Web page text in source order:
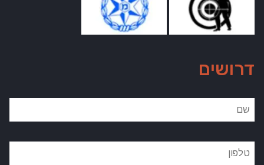
דרושים